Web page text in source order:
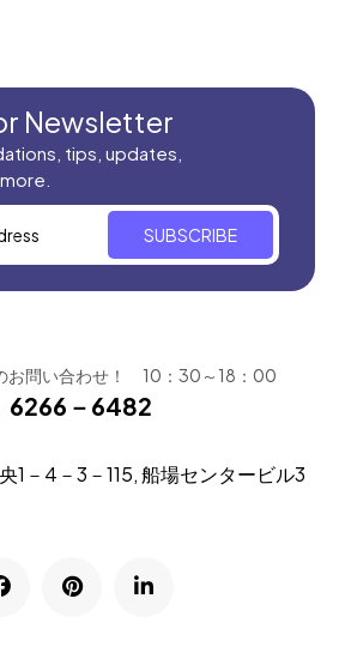
Newsletter
tips, updates,
SUBSCRIBE
お問い合わせ！ 10：30～18：00
6266－6482
1－4－3－115, 船場センタービル3